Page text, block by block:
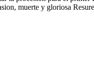
muerte y gloriosa